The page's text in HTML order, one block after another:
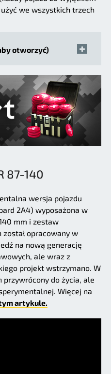
we wszystkich trzech
otworzyć)
87-140
wersja pojazdu
2A4) wyposażona w
mm i zestaw
został opracowany w
na nową generację
ale wraz z
projekt wstrzymano. W
przywrócony do życia, ale
Więcej na
artykule.